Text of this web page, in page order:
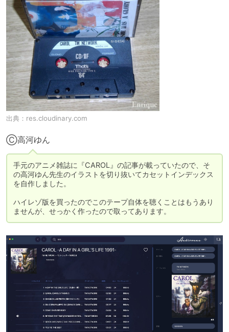
出典： res.cloudinary.com
Ⓒ高河ゆん
手元のアニメ雑誌に『CAROL』の記事が載っていたので、そ
の高河ゆん先生のイラストを切り抜いてカセットインデックス
を自作しました。
ハイレゾ版を買ったのでこのテープ自体を聴くことはもうあり
ませんが、せっかく作ったので取ってあります。